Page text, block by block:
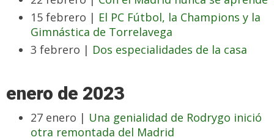
15 febrero | El PC Fútbol, la Champions y la
Gimnástica de Torrelavega
3 febrero | Dos especialidades de la casa
enero de 2023
27 enero | Una genialidad de Rodrygo inició
otra remontada del Madrid